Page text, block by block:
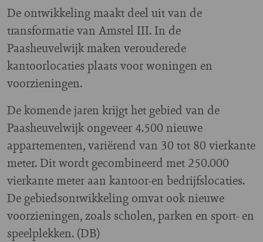
De ontwikkeling maakt deel uit van de
transformatie van Amstel III. In de
Paasheuvelwijk maken verouderede
kantoorlocaties plaats voor woningen en
voorzieningen.
De komende jaren krijgt het gebied van de
Paasheuvelwijk ongeveer 4.500 nieuwe
appartementen, variërend van 30 tot 80 vierkante
meter. Dit wordt gecombineerd met 250.000
vierkante meter aan kantoor-en bedrijfslocaties.
De gebiedsontwikkeling omvat ook nieuwe
voorzieningen, zoals scholen, parken en sport- en
speelplekken. (DB)